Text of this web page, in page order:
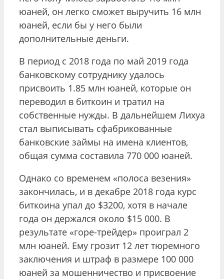
юаней, он легко сможет выручить 16 млн
юаней, если бы у него были
дополнительные деньги.
В период с 2018 года по май 2019 года
банковскому сотруднику удалось
присвоить 1.85 млн юаней, которые он
переводил в биткоин и тратил на
собственные нужды. В дальнейшем Лихуа
стал выписывать сфабрикованные
банковские займы на имена клиентов,
общая сумма составила 770 000 юаней.
Однако со временем «полоса везения»
закончилась, и в декабре 2018 года курс
биткоина упал до $3200, хотя в начале
года он держался около $15 000. В
результате «горе-трейдер» проиграл 2
млн юаней. Ему грозит 12 лет тюремного
заключения и штраф в размере 100 000
юаней за мошенничество и присвоение